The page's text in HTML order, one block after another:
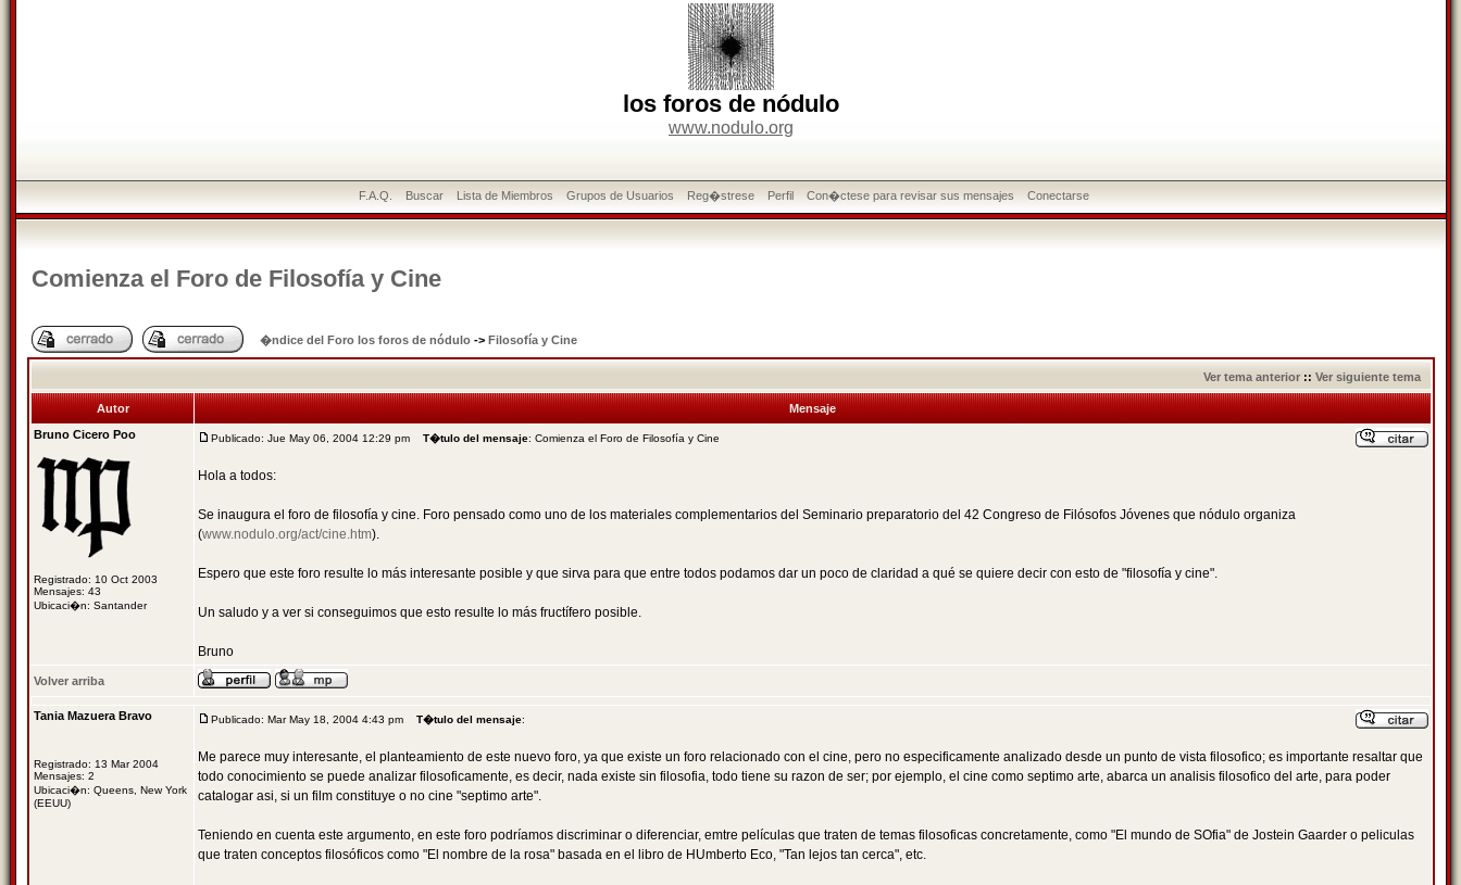
los foros de nódulo
www.nodulo.org
F.A.Q. Buscar Lista de Miembros Grupos de Usuarios Reg�strese Perfil Con�ctese para revisar sus mensajes Conectarse
Comienza el Foro de Filosofía y Cine
�ndice del Foro los foros de nódulo -> Filosofía y Cine
Ver tema anterior :: Ver siguiente tema
Autor
Mensaje
Bruno Cicero Poo
Registrado: 10 Oct 2003
Mensajes: 43
Ubicaci�n: Santander
Publicado: Jue May 06, 2004 12:29 pm T�tulo del mensaje: Comienza el Foro de Filosofía y Cine
Hola a todos:
Se inaugura el foro de filosofía y cine. Foro pensado como uno de los materiales complementarios del Seminario preparatorio del 42 Congreso de Filósofos Jóvenes que nódulo organiza
(www.nodulo.org/act/cine.htm).
Espero que este foro resulte lo más interesante posible y que sirva para que entre todos podamos dar un poco de claridad a qué se quiere decir con esto de "filosofía y cine".
Un saludo y a ver si conseguimos que esto resulte lo más fructífero posible.
Bruno
Volver arriba
Tania Mazuera Bravo
Registrado: 13 Mar 2004
Mensajes: 2
Ubicaci�n: Queens, New York
(EEUU)
Publicado: Mar May 18, 2004 4:43 pm T�tulo del mensaje:
Me parece muy interesante, el planteamiento de este nuevo foro, ya que existe un foro relacionado con el cine, pero no especificamente analizado desde un punto de vista filosofico; es importante resaltar que
todo conocimiento se puede analizar filosoficamente, es decir, nada existe sin filosofia, todo tiene su razon de ser; por ejemplo, el cine como septimo arte, abarca un analisis filosofico del arte, para poder
catalogar asi, si un film constituye o no cine "septimo arte".
Teniendo en cuenta este argumento, en este foro podríamos discriminar o diferenciar, emtre películas que traten de temas filosoficas concretamente, como "El mundo de SOfia" de Jostein Gaarder o peliculas
que traten conceptos filosóficos como "El nombre de la rosa" basada en el libro de HUmberto Eco, "Tan lejos tan cerca", etc.